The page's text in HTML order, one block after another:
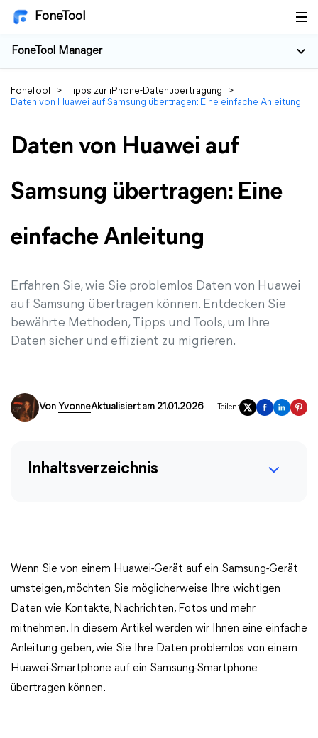
FoneTool
FoneTool Manager
FoneTool > Tipps zur iPhone-Datenübertragung
>
Daten von Huawei auf Samsung übertragen: Eine einfache Anleitung
Daten von Huawei auf
Samsung übertragen: Eine
einfache Anleitung
Erfahren Sie, wie Sie problemlos Daten von Huawei
auf Samsung übertragen können. Entdecken Sie
bewährte Methoden, Tipps und Tools, um Ihre
Daten sicher und effizient zu migrieren.
Von YvonneAktualisiert am 21.01.2026 Teilen:
Inhaltsverzeichnis
Wenn Sie von einem Huawei-Gerät auf ein Samsung-Gerät
umsteigen, möchten Sie möglicherweise Ihre wichtigen
Daten wie Kontakte, Nachrichten, Fotos und mehr
mitnehmen. In diesem Artikel werden wir Ihnen eine einfache
Anleitung geben, wie Sie Ihre Daten problemlos von einem
Huawei-Smartphone auf ein Samsung-Smartphone
übertragen können.